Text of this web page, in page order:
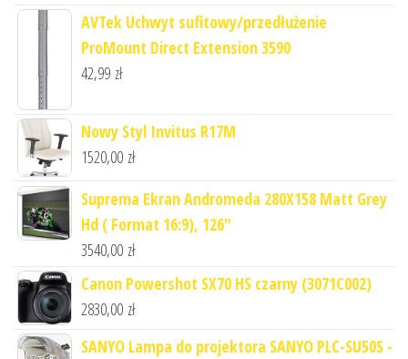
AVTek Uchwyt sufitowy/przedłużenie
ProMount Direct Extension 3590
42,99 zł
Nowy Styl Invitus R17M
1520,00 zł
Suprema Ekran Andromeda 280X158 Matt Grey
Hd ( Format 16:9), 126"
3540,00 zł
Canon Powershot SX70 HS czarny (3071C002)
2830,00 zł
SANYO Lampa do projektora SANYO PLC-SU50S -